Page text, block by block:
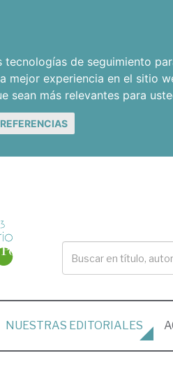
de seguimiento
mejor experiencia en el sitio
sean más relevantes para
NUESTRAS EDITORIALES